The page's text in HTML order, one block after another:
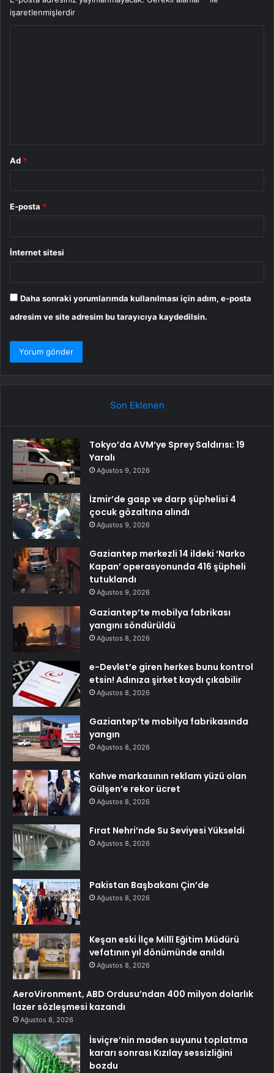
işaretlenmişlerdir
Ad *
E-posta *
İnternet sitesi
Daha sonraki yorumlarımda kullanılması için adım, e-posta
adresim ve site adresim bu tarayıcıya kaydedilsin.
Son Eklenen
Tokyo’da AVM’ye Sprey Saldırısı: 19
Yaralı
Ağustos 9, 2026
İzmir’de gasp ve darp şüphelisi 4
çocuk gözaltına alındı
Ağustos 9, 2026
Gaziantep merkezli 14 ildeki ‘Narko
Kapan’ operasyonunda 416 şüpheli
tutuklandı
Ağustos 9, 2026
Gaziantep’te mobilya fabrikası
yangını söndürüldü
Ağustos 8, 2026
e-Devlet’e giren herkes bunu kontrol
etsin! Adınıza şirket kaydı çıkabilir
Ağustos 8, 2026
Gaziantep’te mobilya fabrikasında
yangın
Ağustos 8, 2026
Kahve markasının reklam yüzü olan
Gülşen’e rekor ücret
Ağustos 8, 2026
Fırat Nehri’nde Su Seviyesi Yükseldi
Ağustos 8, 2026
Pakistan Başbakanı Çin’de
Ağustos 8, 2026
Keşan eski İlçe Millî Eğitim Müdürü
vefatının yıl dönümünde anıldı
Ağustos 8, 2026
AeroVironment, ABD Ordusu’ndan 400 milyon dolarlık
lazer sözleşmesi kazandı
Ağustos 8, 2026
İsviçre’nin maden suyunu toplatma
kararı sonrası Kızılay sessizliğini
bozdu